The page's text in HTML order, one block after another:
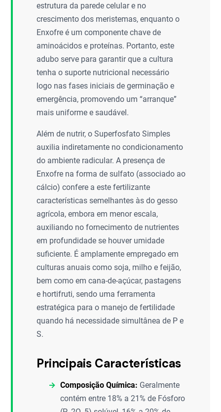
estrutura da parede celular e no
crescimento dos meristemas, enquanto o
Enxofre é um componente chave de
aminoácidos e proteínas. Portanto, este
adubo serve para garantir que a cultura
tenha o suporte nutricional necessário
logo nas fases iniciais de germinação e
emergência, promovendo um “arranque”
mais uniforme e saudável.
Além de nutrir, o Superfosfato Simples
auxilia indiretamente no condicionamento
do ambiente radicular. A presença de
Enxofre na forma de sulfato (associado ao
cálcio) confere a este fertilizante
características semelhantes às do gesso
agrícola, embora em menor escala,
auxiliando no fornecimento de nutrientes
em profundidade se houver umidade
suficiente. É amplamente empregado em
culturas anuais como soja, milho e feijão,
bem como em cana-de-açúcar, pastagens
e hortifruti, sendo uma ferramenta
estratégica para o manejo de fertilidade
quando há necessidade simultânea de P e
S.
Principais Características
Composição Química: Geralmente
contém entre 18% a 21% de Fósforo